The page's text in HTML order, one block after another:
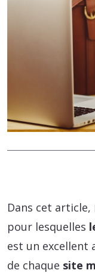
Dans cet
pour lesquelles
est un excellent
de chaque site